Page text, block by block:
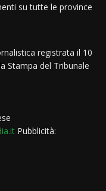
su tutte le province
registrata il 10
Stampa del Tribunale
Pubblicità: